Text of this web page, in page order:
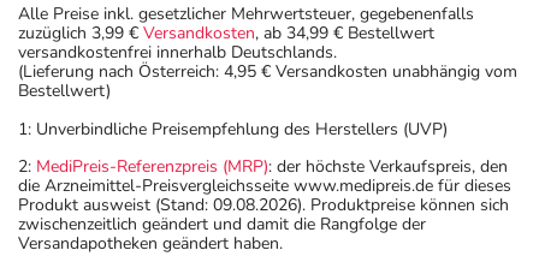
Alle Preise inkl. gesetzlicher Mehrwertsteuer, gegebenenfalls
zuzüglich 3,99 € Versandkosten, ab 34,99 € Bestellwert
versandkostenfrei innerhalb Deutschlands.
(Lieferung nach Österreich: 4,95 € Versandkosten unabhängig vom
Bestellwert)
1: Unverbindliche Preisempfehlung des Herstellers (UVP)
2: MediPreis-Referenzpreis (MRP): der höchste Verkaufspreis, den
die Arzneimittel-Preisvergleichsseite www.medipreis.de für dieses
Produkt ausweist (Stand: 09.08.2026). Produktpreise können sich
zwischenzeitlich geändert und damit die Rangfolge der
Versandapotheken geändert haben.